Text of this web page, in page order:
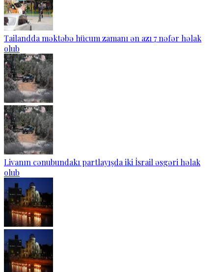
Tailandda məktəbə hücum zamanı ən azı 7 nəfər həlak
olub
Livanın cənubundakı partlayışda iki İsrail əsgəri həlak
olub